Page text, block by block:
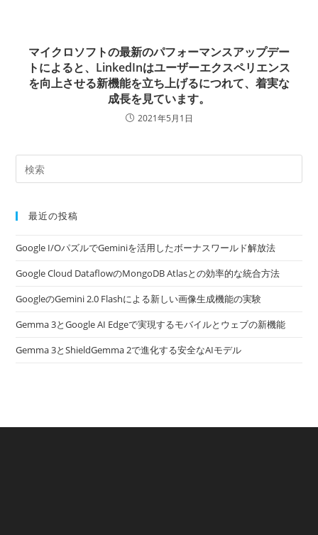
マイクロソフトの最新のパフォーマンスアップデー
トによると、LinkedInはユーザーエクスペリエンス
を向上させる新機能を立ち上げるにつれて、着実な
成長を見ています。
2021年5月1日
最近の投稿
Google I/OパズルでGeminiを活用したボーナスワールド解放法
Google Cloud DataflowのMongoDB Atlasとの効率的な統合方法
GoogleのGemini 2.0 Flashによる新しい画像生成機能の実験
Gemma 3とGoogle AI Edgeで実現するモバイルとウェブの新機能
Gemma 3とShieldGemma 2で進化する安全なAIモデル